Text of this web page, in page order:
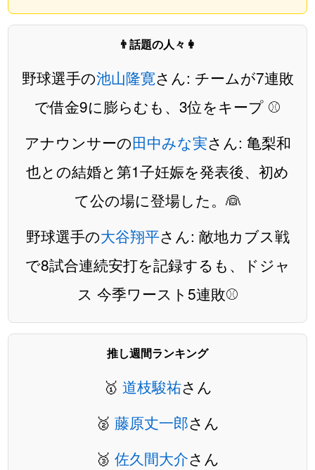
👨話題の人々👩
野球選手の池山隆寛さん: チームが7連敗
で借金9に膨らむも、3位をキープ ⚾️
アナウンサーの田中みな実さん: 亀梨和
也との結婚と第1子妊娠を発表後、初め
て公の場に登場した。👰
野球選手の大谷翔平さん: 敵地カブス戦
で8試合連続安打を記録するも、ドジャ
ス 今季ワースト5連敗⚾️
推し週間ランキング
🥇 道枝駿祐さん
🥈 藤原丈一郎さん
🥉 佐久間大介さん